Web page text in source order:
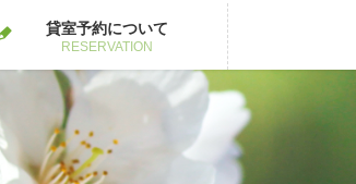
貸室予約について
RESERVATION